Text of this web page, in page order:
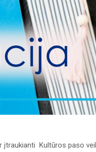
įtraukianti Kultūros paso